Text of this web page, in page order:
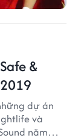
&
dự án
và
năm